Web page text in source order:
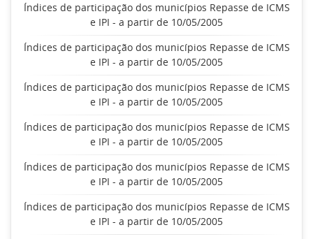
Índices de participação dos municípios Repasse de ICMS
e IPI - a partir de 10/05/2005
Índices de participação dos municípios Repasse de ICMS
e IPI - a partir de 10/05/2005
Índices de participação dos municípios Repasse de ICMS
e IPI - a partir de 10/05/2005
Índices de participação dos municípios Repasse de ICMS
e IPI - a partir de 10/05/2005
Índices de participação dos municípios Repasse de ICMS
e IPI - a partir de 10/05/2005
Índices de participação dos municípios Repasse de ICMS
e IPI - a partir de 10/05/2005